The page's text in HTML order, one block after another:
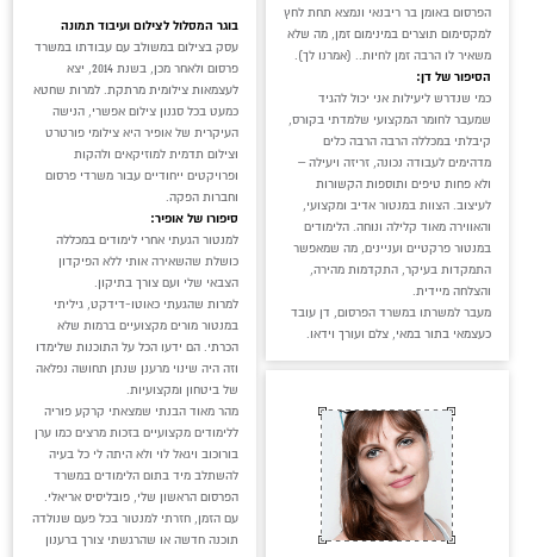
הפרסום באומן בר ריבנאי ונמצא תחת לחץ
למקסימום תוצרים במינימום זמן, מה שלא
משאיר לו הרבה זמן לחיות.. (אמרנו לך).
הסיפור של דן:
כמי שנדרש ליעילות אני יכול להגיד
שמעבר לחומר המקצועי שלמדתי בקורס,
קיבלתי במכללה הרבה הרבה כלים
מדהימים לעבודה נכונה, זריזה ויעילה –
ולא פחות טיפים ותוספות הקשורות
לעיצוב. הצוות במנטור אדיב ומקצועי,
והאווירה מאוד קלילה ונוחה. הלימודים
במנטור פרקטיים ועניינים, מה שמאפשר
התמקדות בעיקר, התקדמות מהירה,
והצלחה מיידית.
מעבר למשרתו במשרד הפרסום, דן עובד
כעצמאי בתור במאי, צלם ועורך וידאו.
בוגר המסלול לצילום ועיבוד תמונה
עסק בצילום במשולב עם עבודתו במשרד
פרסום ולאחר מכן, בשנת 2014, יצא
לעצמאות צילומית מרתקת. למרות שחטא
כמעט בכל סגנון צילום אפשרי, הנישה
העיקרית של אופיר היא צילומי פורטרט
וצילום תדמית למוזיקאים ולהקות
ופרויקטים ייחודיים עבור משרדי פרסום
וחברות הפקה.
סיפורו של אופיר:
למנטור הגעתי אחרי לימודים במכללה
כושלת שהשאירה אותי ללא הפיקדון
הצבאי שלי ועם צורך בתיקון.
למרות שהגעתי כאוטו-דידקט, גיליתי
במנטור מורים מקצועיים ברמות שלא
הכרתי. הם ידעו הכל על התוכנות שלימדו
וזה היה שינוי מרענן שנתן תחושה נפלאה
של ביטחון ומקצועיות.
מהר מאוד הבנתי שמצאתי קרקע פוריה
ללימודים מקצועיים בזכות מרצים כמו ערן
בורוכוב ויגאל לוי ולא היתה לי כל בעיה
להשתלב מיד בתום הלימודים במשרד
הפרסום הראשון שלי, פובליסיס אריאלי.
עם הזמן, חזרתי למנטור בכל פעם שנולדה
תוכנה חדשה או שהרגשתי צורך ברענון